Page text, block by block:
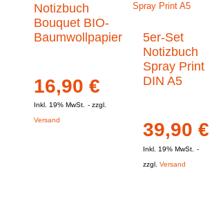
Notizbuch
Bouquet BIO-
Baumwollpapier
16,90 €
Inkl. 19% MwSt.
zzgl.
Versand
5er-Set
Notizbuch
Spray Print
DIN A5
39,90 €
Inkl. 19% MwSt.
zzgl. Versand